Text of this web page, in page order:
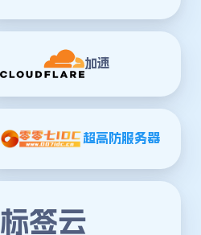
加速
超高防服务器
标签云